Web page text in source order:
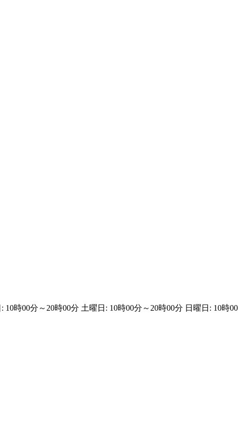
時00分～20時00分 土曜日: 10時00分～20時00分 日曜日: 10時00